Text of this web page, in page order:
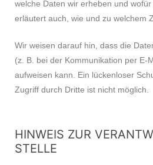
welche Daten wir erheben und
erläutert auch, wie und zu welchem
Wir weisen darauf hin, dass die
(z. B. bei der Kommunikation per E-
aufweisen kann. Ein lückenloser
Zugriff durch Dritte ist nicht möglich.
HINWEIS ZUR
STELLE